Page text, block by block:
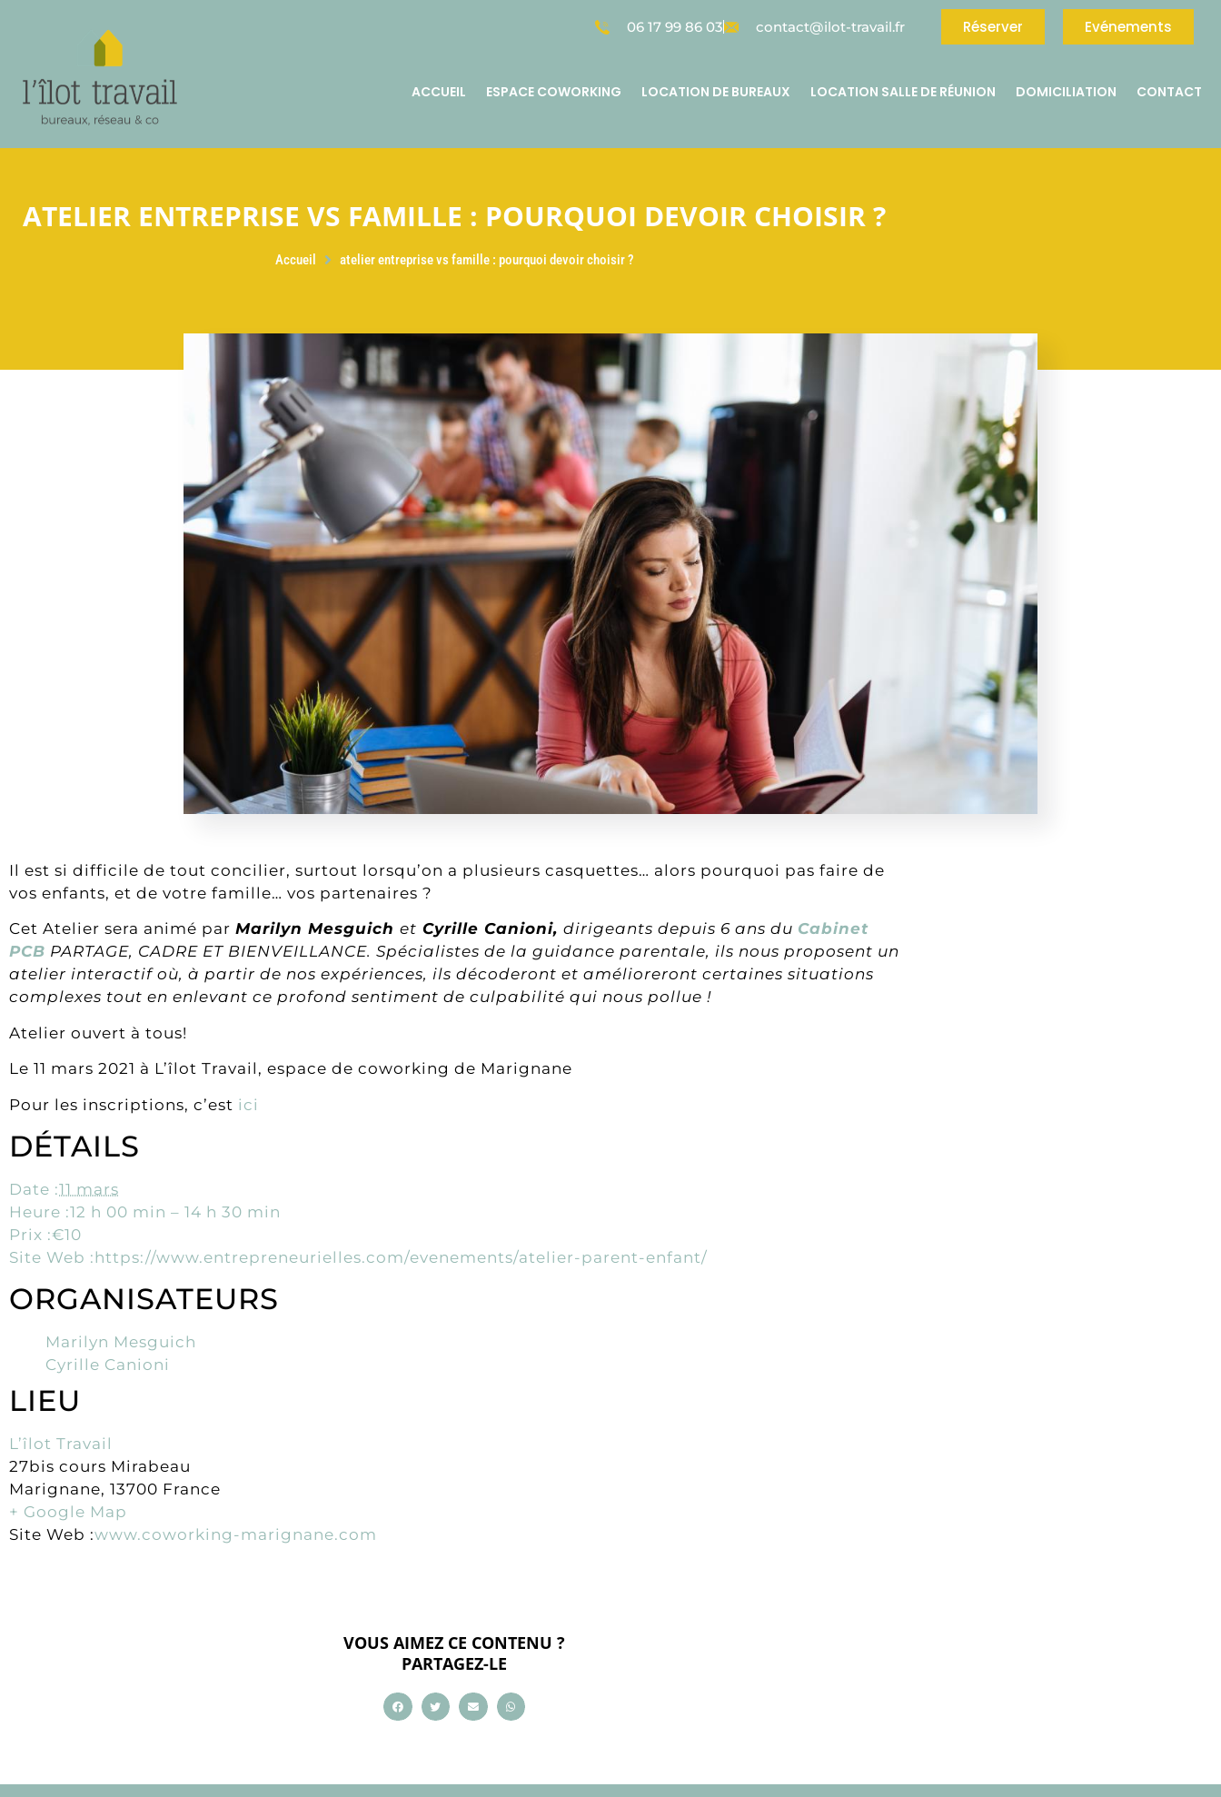
06 17 99 86 03 contact@ilot-travail.fr Réserver Evénements
ACCUEIL ESPACE COWORKING LOCATION DE BUREAUX LOCATION SALLE DE RÉUNION DOMICILIATION CONTACT
ATELIER ENTREPRISE VS FAMILLE : POURQUOI DEVOIR CHOISIR ?
Accueil atelier entreprise vs famille : pourquoi devoir choisir ?
Il est si difficile de tout concilier, surtout lorsqu’on a plusieurs casquettes… alors pourquoi pas faire de
vos enfants, et de votre famille… vos partenaires ?
Cet Atelier sera animé par Marilyn Mesguich et Cyrille Canioni, dirigeants depuis 6 ans du Cabinet
PCB PARTAGE, CADRE ET BIENVEILLANCE. Spécialistes de la guidance parentale, ils nous proposent un
atelier interactif où, à partir de nos expériences, ils décoderont et amélioreront certaines situations
complexes tout en enlevant ce profond sentiment de culpabilité qui nous pollue !
Atelier ouvert à tous!
Le 11 mars 2021 à L’îlot Travail, espace de coworking de Marignane
Pour les inscriptions, c’est ici
DÉTAILS
Date :11 mars
Heure :12 h 00 min – 14 h 30 min
Prix :€10
Site Web : https://www.entrepreneurielles.com/evenements/atelier-parent-enfant/
ORGANISATEURS
Marilyn Mesguich
Cyrille Canioni
LIEU
L’îlot Travail
27bis cours Mirabeau
Marignane, 13700 France
+ Google Map
Site Web :www.coworking-marignane.com
VOUS AIMEZ CE CONTENU ?
PARTAGEZ-LE